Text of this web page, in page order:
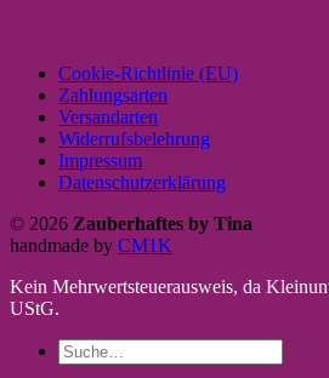
Cookie-Richtlinie (EU)
Zahlungsarten
Versandarten
Widerrufsbelehrung
Impressum
Datenschutzerklärung
© 2026 Zauberhaftes by Tina
handmade by CM1K
Kein Mehrwertsteuerausweis, da
UStG.
Suche
nach: